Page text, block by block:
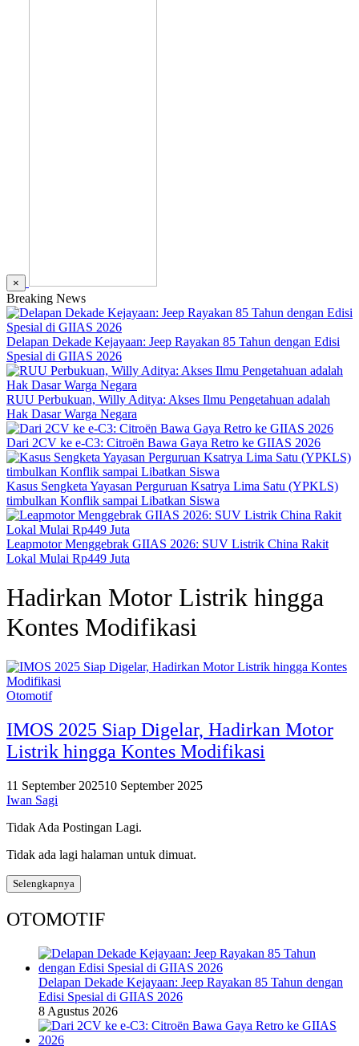
×
Breaking News
Delapan Dekade Kejayaan: Jeep Rayakan 85 Tahun dengan Edisi
Spesial di GIIAS 2026
RUU Perbukuan, Willy Aditya: Akses Ilmu Pengetahuan adalah
Hak Dasar Warga Negara
Dari 2CV ke e-C3: Citroën Bawa Gaya Retro ke GIIAS 2026
Kasus Sengketa Yayasan Perguruan Ksatrya Lima Satu (YPKLS)
timbulkan Konflik sampai Libatkan Siswa
Leapmotor Menggebrak GIIAS 2026: SUV Listrik China Rakit
Lokal Mulai Rp449 Juta
Hadirkan Motor Listrik hingga
Kontes Modifikasi
Otomotif
IMOS 2025 Siap Digelar, Hadirkan Motor
Listrik hingga Kontes Modifikasi
11 September 202510 September 2025
Iwan Sagi
Tidak Ada Postingan Lagi.
Tidak ada lagi halaman untuk dimuat.
Selengkapnya
OTOMOTIF
Delapan Dekade Kejayaan: Jeep Rayakan 85 Tahun dengan
Edisi Spesial di GIIAS 2026
8 Agustus 2026